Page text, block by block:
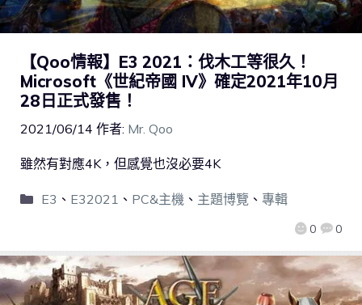
【Qoo情報】E3 2021：伐木工等很久！
Microsoft《世紀帝國 IV》確定2021年10月
28日正式發售！
2021/06/14 作者: Mr. Qoo
0 0
雖然有對應4K，但感覺也沒必要4K
E3 、 E32021 、 PC&主機 、 主題博覽 、 專輯